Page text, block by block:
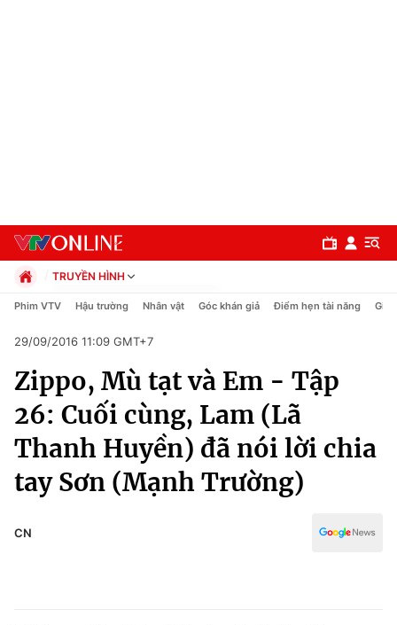
Chuyên mục
Chính trị
Xã hội
TRUYỀN HÌNH
Chính trị
Pháp luật
Kinh tế
Thể thao
Truyền hình
Văn hóa - Giải trí
Đời sống
Phim VTV Hậu trường Nhân vật Góc khán giả Điểm hẹn tài năng Giải
29/09/2016 11:09 GMT+7
Zippo, Mù tạt và Em - Tập
26: Cuối cùng, Lam (Lã
Thanh Huyền) đã nói lời chia
tay Sơn (Mạnh Trường)
CN